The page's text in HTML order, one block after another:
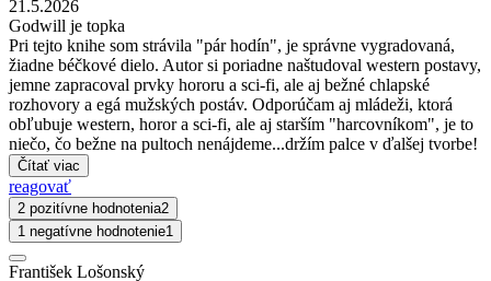
21.5.2026
Godwill je topka
Pri tejto knihe som strávila "pár hodín", je správne vygradovaná,
žiadne béčkové dielo. Autor si poriadne naštudoval western postavy,
jemne zapracoval prvky hororu a sci-fi, ale aj bežné chlapské
rozhovory a egá mužských postáv. Odporúčam aj mládeži, ktorá
obľubuje western, horor a sci-fi, ale aj starším "harcovníkom", je to
niečo, čo bežne na pultoch nenájdeme...držím palce v ďalšej tvorbe!
Čítať viac
reagovať
2 pozitívne hodnotenia2
1 negatívne hodnotenie1
František Lošonský